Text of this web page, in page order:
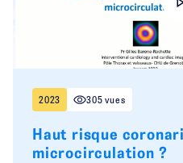
2023 305 vues
Haut risque
microcirculation ?